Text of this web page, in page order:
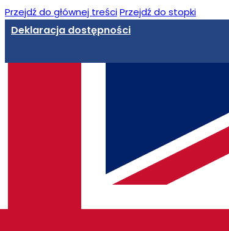
Przejdź do głównej treściPrzejdź do stopki
Deklaracja dostępności